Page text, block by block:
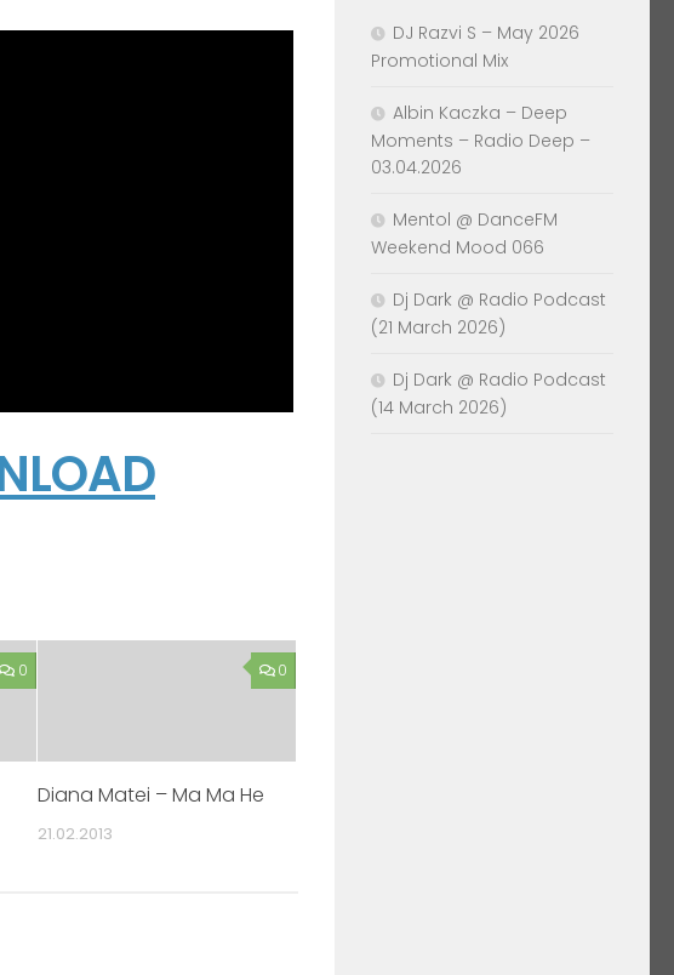
0 0
Diana Matei – Ma Ma He
21.02.2013
DJ Razvi S – May 2026
Promotional Mix
Albin Kaczka – Deep
Moments – Radio Deep –
03.04.2026
Mentol @ DanceFM
Weekend Mood 066
Dj Dark @ Radio Podcast
(21 March 2026)
Dj Dark @ Radio Podcast
(14 March 2026)